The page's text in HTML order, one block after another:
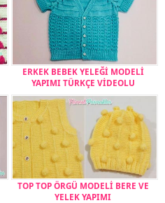
ERKEK BEBEK YELEĞİ MODELİ
YAPIMI TÜRKÇE VİDEOLU
TOP TOP ÖRGÜ MODELİ BERE VE
YELEK YAPIMI